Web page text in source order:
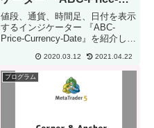
Currency-Date』【MT4】
値段、通貨、時間足、日付を表示
するインジケーター 『ABC-
Price-Currency-Date』を紹介しま
け表示するインジケーター、通貨
を表示するインジケーター、時間
足を表示するインジケーター、日
2020.03.12 2021.04.22
プログラム